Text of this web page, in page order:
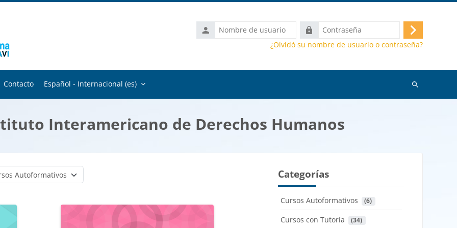
Nombre
de
Contraseña
Acceder
¿Olvidó su nombre de usuario o contraseña?
Contacto Español - Internacional ‎(es)‎
Buscar
Interamericano de Derechos Humanos
Categorías Categorías
Cursos Autoformativos (6)
Cursos con Tutoría (34)